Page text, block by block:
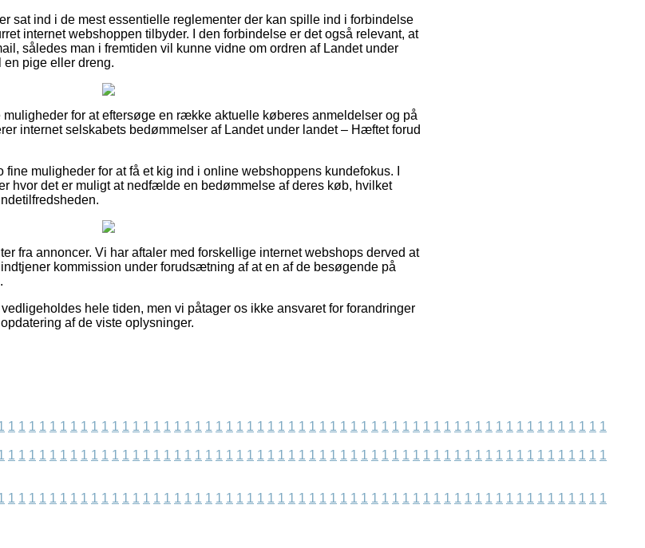
sat ind i de mest essentielle reglementer der kan spille ind i forbindelse
internet webshoppen tilbyder. I den forbindelse er det også relevant, at
således man i fremtiden vil kunne vidne om ordren af Landet under
en pige eller dreng.
for at eftersøge en række aktuelle køberes anmeldelser og på
internet selskabets bedømmelser af Landet under landet – Hæftet forud
muligheder for at få et kig ind i online webshoppens kundefokus. I
hvor det er muligt at nedfælde en bedømmelse af deres køb, hvilket
fra annoncer. Vi har aftaler med forskellige internet webshops derved at
kommission under forudsætning af at en af de besøgende på
hele tiden, men vi påtager os ikke ansvaret for forandringer
af de viste oplysninger.
1 1 1 1 1 1 1 1 1 1 1 1 1 1 1 1 1 1 1 1 1 1 1 1 1 1 1 1 1 1 1 1 1 1 1 1 1 1 1 1 1 1 1 1 1 1 1 1 1 1 1 1 1 1 1 1 1 1
1 1 1 1 1 1 1 1 1 1 1 1 1 1 1 1 1 1 1 1 1 1 1 1 1 1 1 1 1 1 1 1 1 1 1 1 1 1 1 1 1 1 1 1 1 1 1 1 1 1 1 1 1 1 1 1 1 1
1 1 1 1 1 1 1 1 1 1 1 1 1 1 1 1 1 1 1 1 1 1 1 1 1 1 1 1 1 1 1 1 1 1 1 1 1 1 1 1 1 1 1 1 1 1 1 1 1 1 1 1 1 1 1 1 1 1